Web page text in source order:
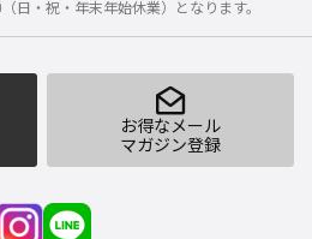
日・祝・年末年始休業）となります。
お得なメール
マガジン登録